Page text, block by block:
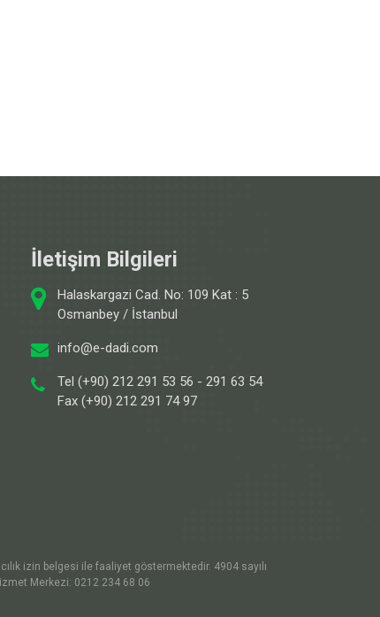
İletişim Bilgileri
Halaskargazi Cad. No: 109 Kat : 5
Osmanbey / İstanbul
info@e-dadi.com
Tel (+90) 212 291 53 56 - 291 63 54
Fax (+90) 212 291 74 97
izin belgesi ile faaliyet göstermektedir. 4904 sayılı
Merkezi: 0212 234 68 06